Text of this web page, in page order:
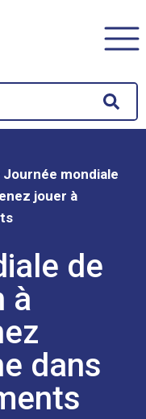
mondiale
jouer à
de
à
dans